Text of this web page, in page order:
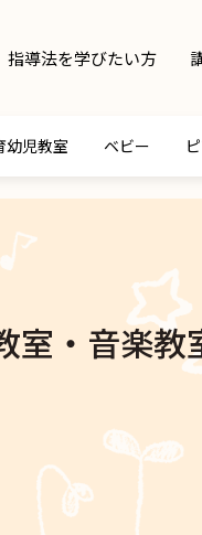
指導法を学びたい方
幼児教室 ベビー
室・音楽教